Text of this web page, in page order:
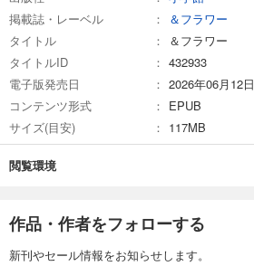
＆フラワー 2026年13号
あらすじを表示する
あらすじを表示する
掲載誌・レーベル
＆フラワー
タイトル
＆フラワー
タイトルID
432933
電子版発売日
2026年06月12日
コンテンツ形式
EPUB
サイズ(目安)
117MB
閲覧環境
作品・作者をフォローする
新刊やセール情報をお知らせします。